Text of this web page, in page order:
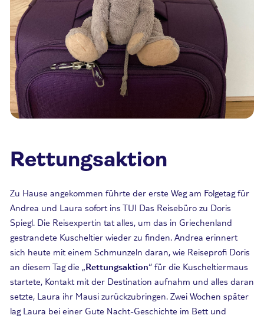
Rettungsaktion
Zu Hause angekommen führte der erste Weg am Folgetag für
Andrea und Laura sofort ins TUI Das Reisebüro zu Doris
Spiegl. Die Reisexpertin tat alles, um das in Griechenland
gestrandete Kuscheltier wieder zu finden. Andrea erinnert
sich heute mit einem Schmunzeln daran, wie Reiseprofi Doris
an diesem Tag die „Rettungsaktion“ für die Kuscheltiermaus
startete, Kontakt mit der Destination aufnahm und alles daran
setzte, Laura ihr Mausi zurückzubringen. Zwei Wochen später
lag Laura bei einer Gute Nacht-Geschichte im Bett und